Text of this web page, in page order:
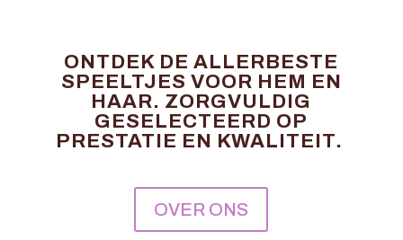
ONTDEK DE ALLERBESTE
SPEELTJES VOOR HEM EN
HAAR. ZORGVULDIG
GESELECTEERD OP
PRESTATIE EN KWALITEIT.
OVER ONS